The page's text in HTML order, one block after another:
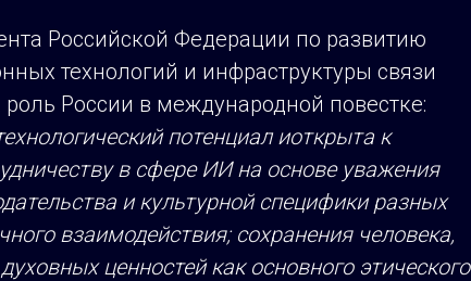
Российской Федерации по развитию
технологий и инфраструктуры связи
роль России в международной повестке:
потенциал иоткрыта к
в сфере ИИ на основе уважения
и культурной специфики разных
взаимодействия; сохранения человека,
ценностей как основного этического